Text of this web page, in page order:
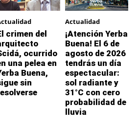
crimen del
ocurrido
una pelea en
Buena,
sin
Actualidad
¡Atención Yerba
Buena! El 6 de
agosto de 2026
tendrás un día
espectacular:
sol radiante y
31°C con cero
probabilidad de
lluvia